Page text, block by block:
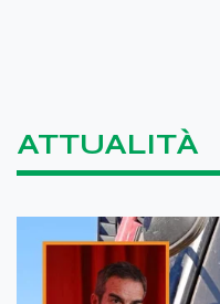
ATTUALITÀ